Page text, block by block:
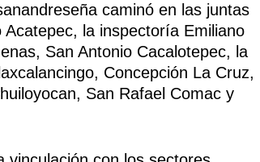
caminó en las juntas
la inspectoría Emiliano
San Antonio Cacalotepec, la
Concepción La Cruz,
San Rafael Comac y